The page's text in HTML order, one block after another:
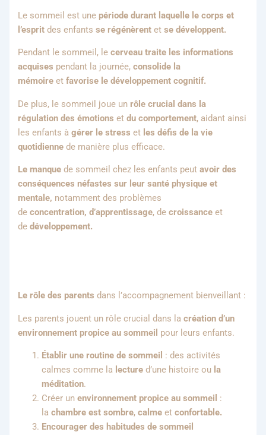
Le sommeil est une période durant laquelle le corps et
l’esprit des enfantsse régénèrent etse développent.
Pendant le sommeil, lecerveau traite les informations
acquises pendant la journée,consolide la
mémoire etfavorise le développement cognitif.
De plus, le sommeil joue un rôle crucial dans la
régulation des émotions etdu comportement, aidant ainsi
les enfants àgérer le stress et les défis de la vie
quotidienne de manière plus efficace.
Le manque de sommeil chez les enfants peutavoir des
conséquences néfastes sur leur santé physique et
mentale, notamment des problèmes
deconcentration, d’apprentissage, decroissance et
dedéveloppement.
Le rôle des parents dans l’accompagnement bienveillant :
Les parents jouent un rôle crucial dans lacréation d’un
environnement propice au sommeil pour leurs enfants.
Établir une routine de sommeil : des activités
calmes comme la lecture d’une histoire ou la
méditation.
Créer unenvironnement propice au sommeil :
lachambre est sombre,calme etconfortable.
Encourager des habitudes de sommeil